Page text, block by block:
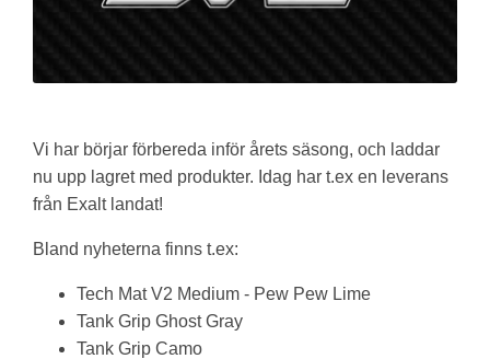
Vi har börjar förbereda inför årets säsong, och laddar
nu upp lagret med produkter. Idag har t.ex en leverans
från Exalt landat!
Bland nyheterna finns t.ex:
Tech Mat V2 Medium - Pew Pew Lime
Tank Grip Ghost Gray
Tank Grip Camo